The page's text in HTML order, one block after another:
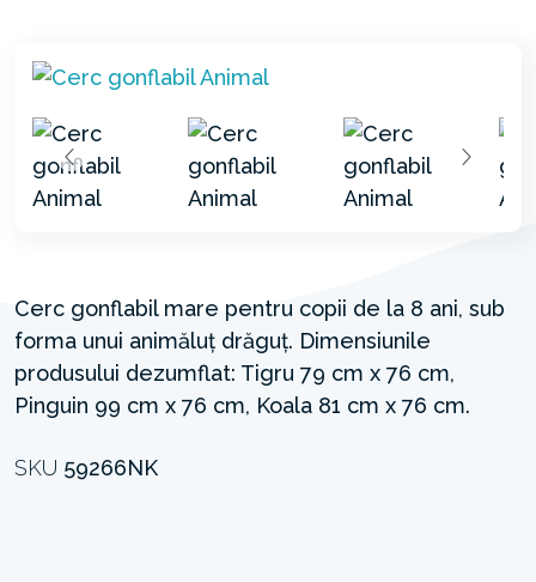
Cerc gonflabil mare pentru copii de la 8 ani, sub
forma unui animăluț drăguț. Dimensiunile
produsului dezumflat: Tigru 79 cm x 76 cm,
Pinguin 99 cm x 76 cm, Koala 81 cm x 76 cm.
SKU 59266NK